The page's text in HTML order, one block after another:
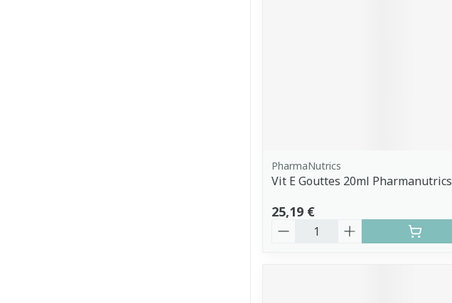
PharmaNutrics
Vit E Gouttes 20ml Pharmanutrics
25,19 €
Quantité